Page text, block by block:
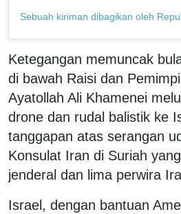
Ketegangan memuncak
di bawah Raisi dan
Ayatollah Ali Khamenei
drone dan rudal balistik ke
tanggapan atas serangan
Konsulat Iran di Suriah
jenderal dan lima perwira
Israel, dengan bantuan